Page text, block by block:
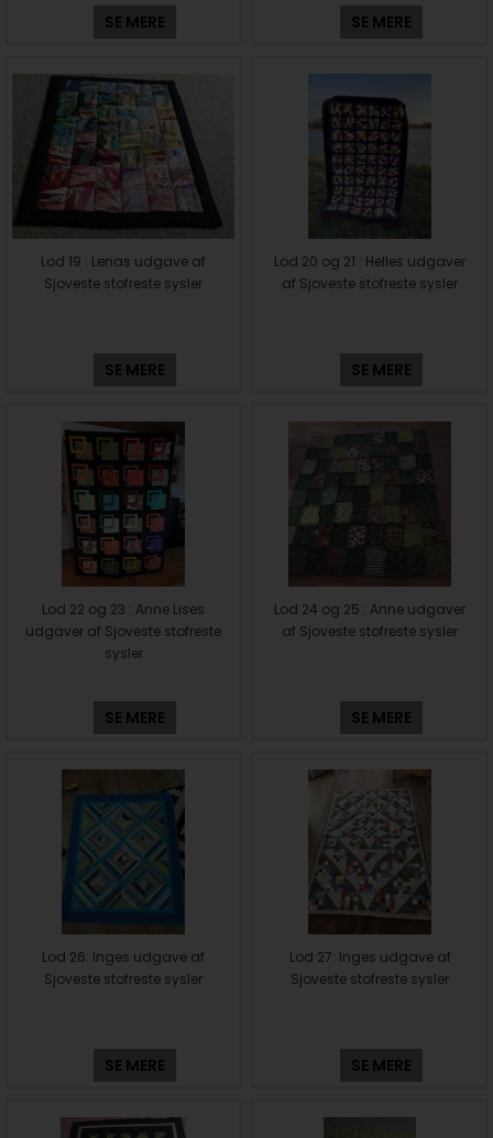
SE MERE SE MERE
Lod 19 : Lenas udgave af
Sjoveste stofreste sysler
SE MERE
Lod 20 og 21 : Helles udgaver
af Sjoveste stofreste sysler
SE MERE
Lod 22 og 23 : Anne Lises
udgaver af Sjoveste stofreste
sysler
SE MERE
Lod 24 og 25 : Anne udgaver
af Sjoveste stofreste sysler
SE MERE
Lod 26: Inges udgave af
Sjoveste stofreste sysler
SE MERE
Lod 27: Inges udgave af
Sjoveste stofreste sysler
SE MERE